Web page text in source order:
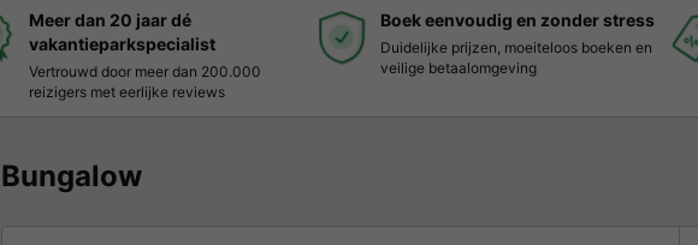
Meer dan 20 jaar dé
vakantieparkspecialist
Vertrouwd door meer dan 200.000
reizigers met eerlijke reviews
Boek eenvoudig en zonder stress
Duidelijke prijzen, moeiteloos boeken en
veilige betaalomgeving
Bungalow